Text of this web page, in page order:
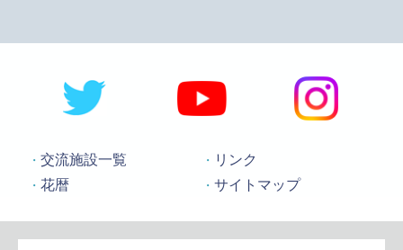
交流施設一覧
リンク
花暦
サイトマップ